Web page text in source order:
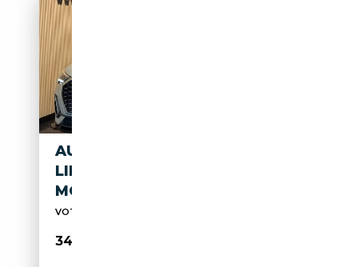
AUDI Q3 SPORTBACK 35TFSI S
LINE S TRONIC ** GARANTIE 12
MOIS **
VOTRE SATISFACTION EST NOTRE PRIORITE
34 990€